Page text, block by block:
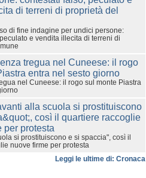
di fine indagine per undici persone:
e vendita illecita di terreni di
nel Cuneese: il rogo sul monte Piastra
si prostituiscono e si spaccia", così il
nuove firme per protesta
Leggi le ultime di: Cronaca